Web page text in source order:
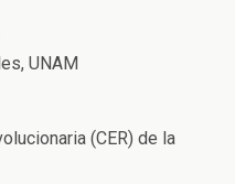
UNAM
(CER) de la